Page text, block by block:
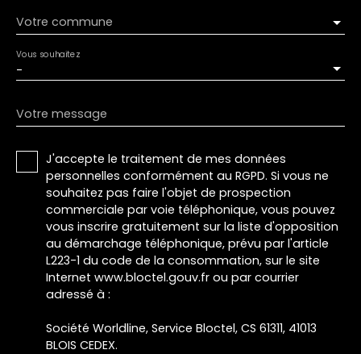
Votre commune
-
Vous souhaitez
Votre message
J'accepte le traitement de mes données
personnelles conformément au RGPD. Si vous ne
souhaitez pas faire l'objet de prospection
commerciale par voie téléphonique, vous pouvez
vous inscrire gratuitement sur la liste d'opposition
au démarchage téléphonique, prévu par l'article
L223-1 du code de la consommation, sur le site
Internet www.bloctel.gouv.fr ou par courrier
adressé à :
Société Worldline, Service Bloctel, CS 61311, 41013
BLOIS CEDEX.